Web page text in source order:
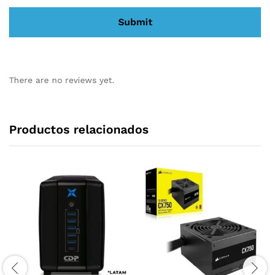
There are no reviews yet.
Productos relacionados